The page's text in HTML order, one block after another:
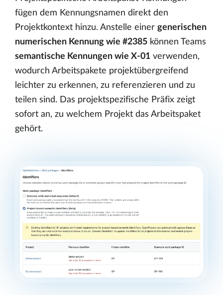
fügen dem Kennungsnamen direkt den
Projektkontext hinzu. Anstelle einer generischen
numerischen Kennung wie #2385 können Teams
semantische Kennungen wie X-01 verwenden,
wodurch Arbeitspakete projektübergreifend
leichter zu erkennen, zu referenzieren und zu
teilen sind. Das projektspezifische Präfix zeigt
sofort an, zu welchem Projekt das Arbeitspaket
gehört.